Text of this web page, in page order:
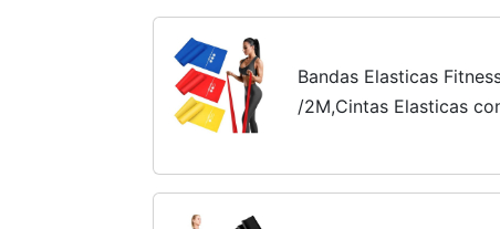
Bandas Elasticas
/2M,Cintas Elasticas